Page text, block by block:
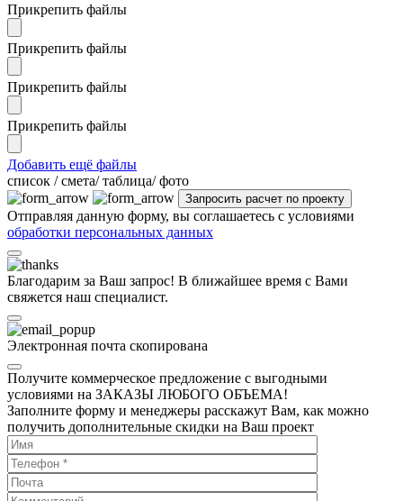
Прикрепить файлы
Прикрепить файлы
Прикрепить файлы
Прикрепить файлы
Добавить ещё файлы
cписок / смета/ таблица/ фото
Отправляя данную форму, вы соглашаетесь с условиями
обработки персональных данных
Благодарим за Ваш запрос! В ближайшее время с Вами
свяжется наш специалист.
Электронная почта скопирована
Получите коммерческое предложение с выгодными
условиями на ЗАКАЗЫ ЛЮБОГО ОБЪЕМА!
Заполните форму и менеджеры расскажут Вам, как можно
получить дополнительные скидки на Ваш проект